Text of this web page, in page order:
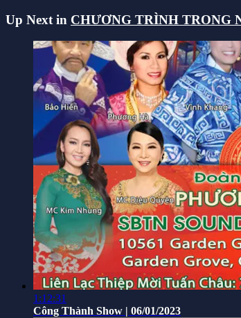
Up Next in CHƯƠNG TRÌNH TRONG
1:12:31
Công Thành Show | 06/01/2023